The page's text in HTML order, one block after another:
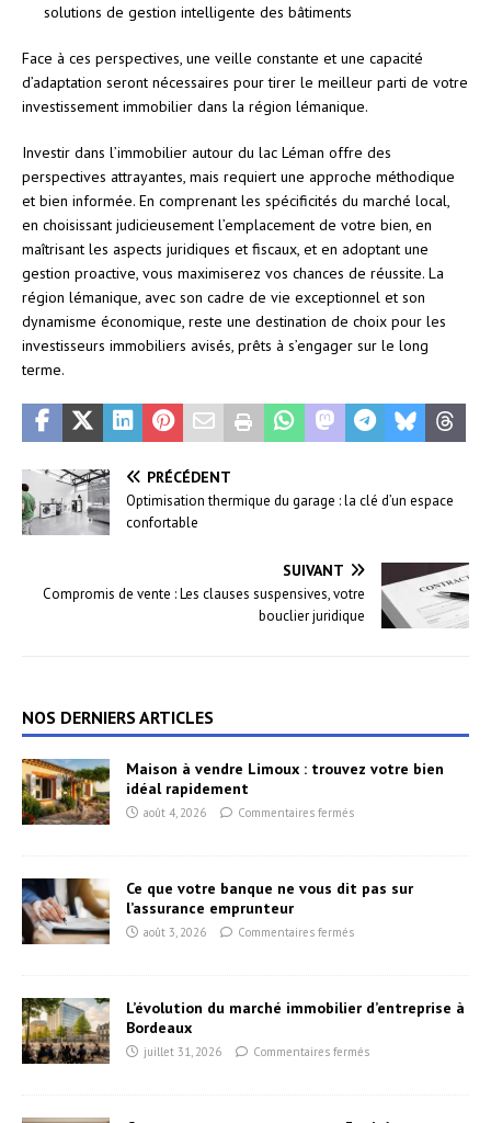
solutions de gestion intelligente des bâtiments
Face à ces perspectives, une veille constante et une capacité
d’adaptation seront nécessaires pour tirer le meilleur parti de votre
investissement immobilier dans la région lémanique.
Investir dans l’immobilier autour du lac Léman offre des
perspectives attrayantes, mais requiert une approche méthodique
et bien informée. En comprenant les spécificités du marché local,
en choisissant judicieusement l’emplacement de votre bien, en
maîtrisant les aspects juridiques et fiscaux, et en adoptant une
gestion proactive, vous maximiserez vos chances de réussite. La
région lémanique, avec son cadre de vie exceptionnel et son
dynamisme économique, reste une destination de choix pour les
investisseurs immobiliers avisés, prêts à s’engager sur le long
terme.
PRÉCÉDENT
Optimisation thermique du garage : la clé d’un espace
confortable
SUIVANT
Compromis de vente : Les clauses suspensives, votre
bouclier juridique
NOS DERNIERS ARTICLES
Maison à vendre Limoux : trouvez votre bien
idéal rapidement
août 4, 2026 Commentaires fermés
Ce que votre banque ne vous dit pas sur
l’assurance emprunteur
août 3, 2026 Commentaires fermés
L’évolution du marché immobilier d’entreprise à
Bordeaux
juillet 31, 2026 Commentaires fermés